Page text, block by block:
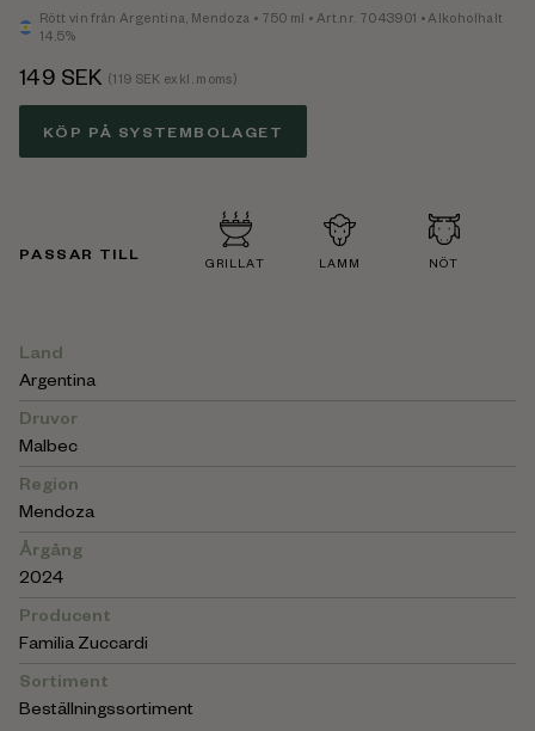
Rött vin från Argentina, Mendoza • 750 ml • Art.nr. 7043901 • Alkoholhalt
14.5%
149 SEK (119 SEK exkl. moms)
KÖP PÅ SYSTEMBOLAGET
PASSAR TILL
GRILLAT LAMM NÖT
Land
Argentina
Druvor
Malbec
Region
Mendoza
Årgång
2024
Producent
Familia Zuccardi
Sortiment
Beställningssortiment